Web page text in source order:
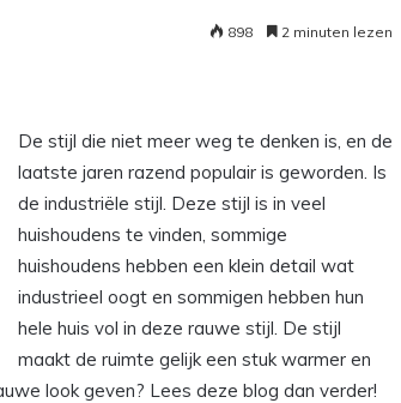
898 2 minuten lezen
De stijl die niet meer weg te denken is, en de
laatste jaren razend populair is geworden. Is
de industriële stijl. Deze stijl is in veel
huishoudens te vinden, sommige
huishoudens hebben een klein detail wat
industrieel oogt en sommigen hebben hun
hele huis vol in deze rauwe stijl. De stijl
maakt de ruimte gelijk een stuk warmer en
look geven? Lees deze blog dan verder!